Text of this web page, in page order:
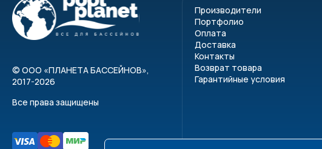
© ООО «ПЛАНЕТА БАССЕЙНОВ»,
2017-2026
Все права защищены
Производители
Портфолио
Оплата
Доставка
Контакты
Возврат товара
Гарантийные условия